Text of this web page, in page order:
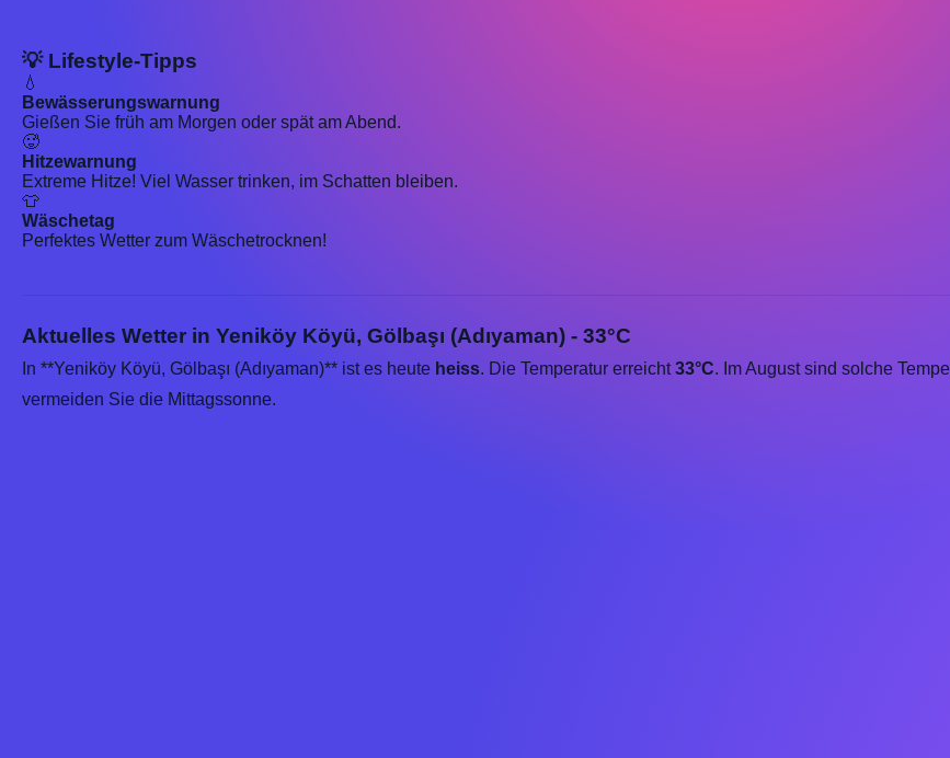
💡 Lifestyle-Tipps
💧
Bewässerungswarnung
Gießen Sie früh am Morgen oder spät am Abend.
🥵
Hitzewarnung
Extreme Hitze! Viel Wasser trinken, im Schatten bleiben.
👕
Wäschetag
Perfektes Wetter zum Wäschetrocknen!
Aktuelles Wetter in Yeniköy Köyü, Gölbaşı (Adıyaman) - 33°C
In **Yeniköy Köyü, Gölbaşı (Adıyaman)** ist es heute heiss. Die Temperatur erreicht33°C. Im August sind solche
vermeiden Sie die Mittagssonne.